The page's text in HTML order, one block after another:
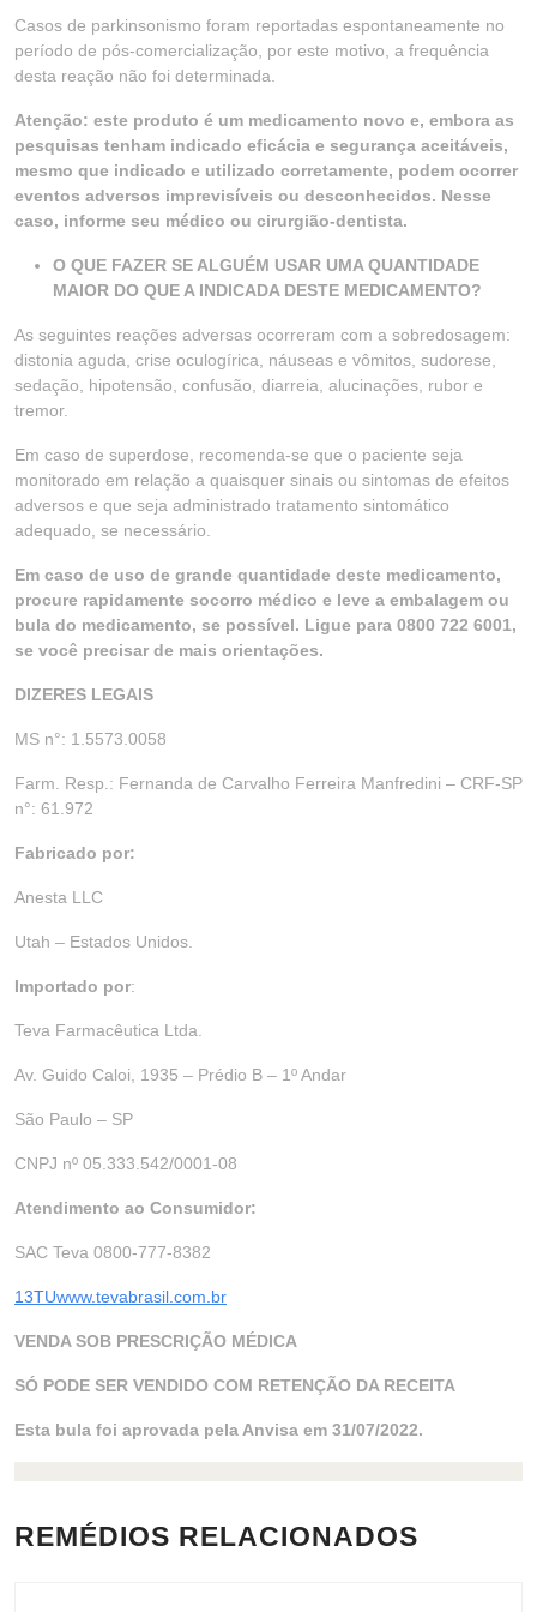
Casos de parkinsonismo foram reportadas espontaneamente no
período de pós-comercialização, por este motivo, a frequência
desta reação não foi determinada.
Atenção: este produto é um medicamento novo e, embora as
pesquisas tenham indicado eficácia e segurança aceitáveis,
mesmo que indicado e utilizado corretamente, podem ocorrer
eventos adversos imprevisíveis ou desconhecidos. Nesse
caso, informe seu médico ou cirurgião-dentista.
O QUE FAZER SE ALGUÉM USAR UMA QUANTIDADE
MAIOR DO QUE A INDICADA DESTE MEDICAMENTO?
As seguintes reações adversas ocorreram com a sobredosagem:
distonia aguda, crise oculogírica, náuseas e vômitos, sudorese,
sedação, hipotensão, confusão, diarreia, alucinações, rubor e
tremor.
Em caso de superdose, recomenda-se que o paciente seja
monitorado em relação a quaisquer sinais ou sintomas de efeitos
adversos e que seja administrado tratamento sintomático
adequado, se necessário.
Em caso de uso de grande quantidade deste medicamento,
procure rapidamente socorro médico e leve a embalagem ou
bula do medicamento, se possível. Ligue para 0800 722 6001,
se você precisar de mais orientações.
DIZERES LEGAIS
MS n°: 1.5573.0058
Farm. Resp.: Fernanda de Carvalho Ferreira Manfredini – CRF-SP
n°: 61.972
Fabricado por:
Anesta LLC
Utah – Estados Unidos.
Importado por:
Teva Farmacêutica Ltda.
Av. Guido Caloi, 1935 – Prédio B – 1º Andar
São Paulo – SP
CNPJ nº 05.333.542/0001-08
Atendimento ao Consumidor:
SAC Teva 0800-777-8382
13TUwww.tevabrasil.com.br
VENDA SOB PRESCRIÇÃO MÉDICA
SÓ PODE SER VENDIDO COM RETENÇÃO DA RECEITA
Esta bula foi aprovada pela Anvisa em 31/07/2022.
REMÉDIOS RELACIONADOS